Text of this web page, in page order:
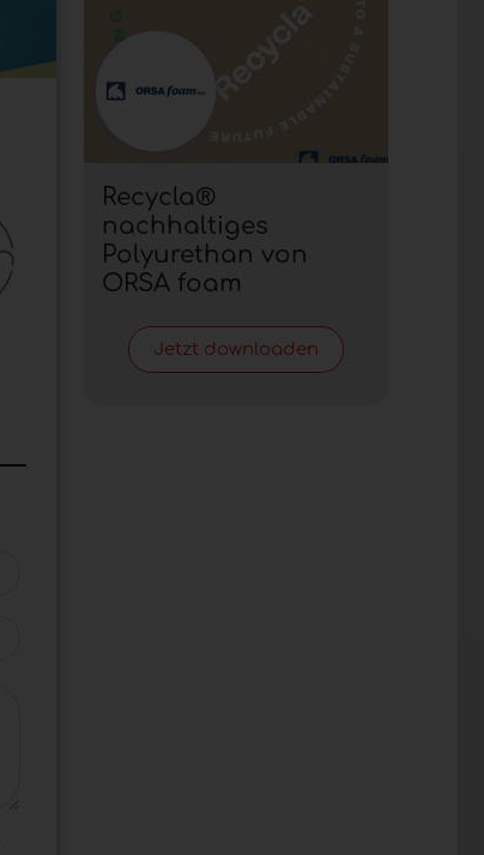
Recycla®
nachhaltiges
Polyurethan von
ORSA foam
Jetzt downloaden